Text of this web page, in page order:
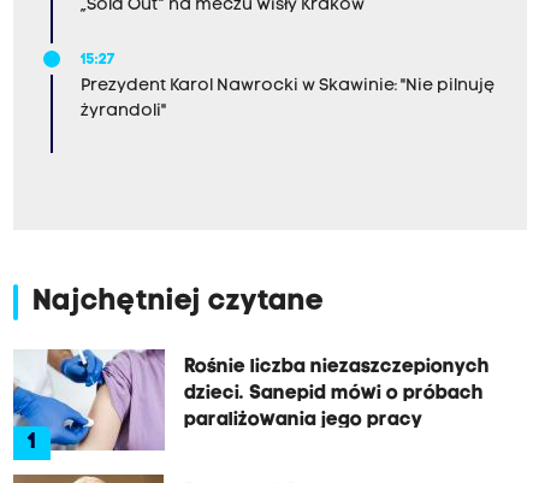
„Sold Out” na meczu Wisły Kraków
15:27
Prezydent Karol Nawrocki w Skawinie: "Nie pilnuję
żyrandoli"
Najchętniej czytane
1
Rośnie liczba niezaszczepionych
dzieci. Sanepid mówi o próbach
paraliżowania jego pracy